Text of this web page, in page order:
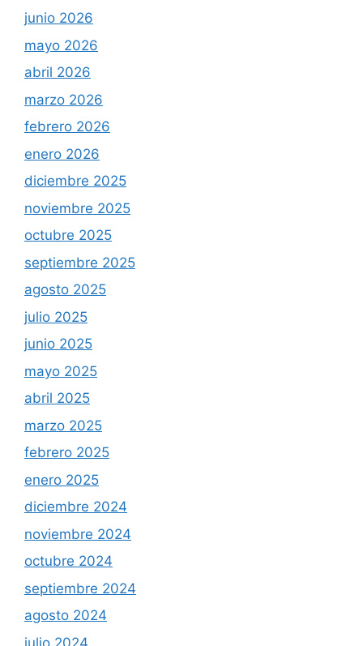
junio 2026
mayo 2026
abril 2026
marzo 2026
febrero 2026
enero 2026
diciembre 2025
noviembre 2025
octubre 2025
septiembre 2025
agosto 2025
julio 2025
junio 2025
mayo 2025
abril 2025
marzo 2025
febrero 2025
enero 2025
diciembre 2024
noviembre 2024
octubre 2024
septiembre 2024
agosto 2024
julio 2024